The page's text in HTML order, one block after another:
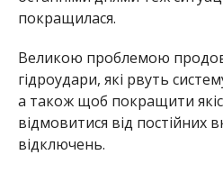
покращилася.
Великою проблемою
гідроудари, які рвуть
а також щоб покращити
відмовитися від постійних
відключень.